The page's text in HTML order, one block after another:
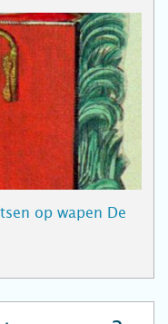
op wapen De